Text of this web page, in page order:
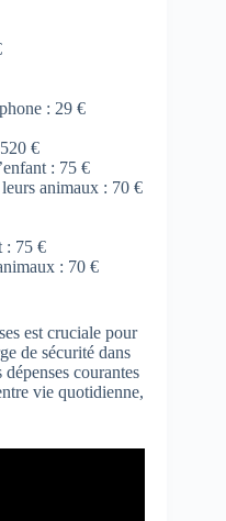
: 29 €
€
: 75 €
animaux : 70 €
: 75 €
: 70 €
est cruciale pour
de sécurité dans
courantes
vie quotidienne,